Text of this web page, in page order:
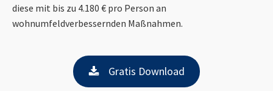
diese mit bis zu 4.180 € pro Person an
wohnumfeldverbessernden Maßnahmen.
Gratis Download